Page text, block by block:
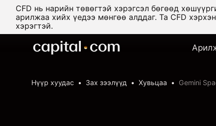
CFD нь нарийн төвөгтэй хэрэгсэл бөгөөд
арилжаа хийх үедээ мөнгөө алддаг. Та CFD
хэрэгтэй.
Нүүр хуудас Зах зээлүүд Хувьцаа Gemini